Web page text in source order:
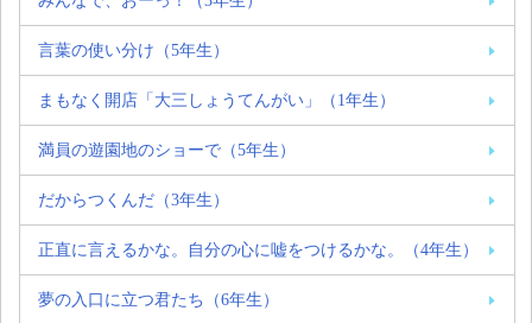
言葉の使い分け（5年生）
まもなく開店「大三しょうてんがい」（1年生）
満員の遊園地のショーで（5年生）
だからつくんだ（3年生）
正直に言えるかな。自分の心に嘘をつけるかな。（4年生）
夢の入口に立つ君たち（6年生）